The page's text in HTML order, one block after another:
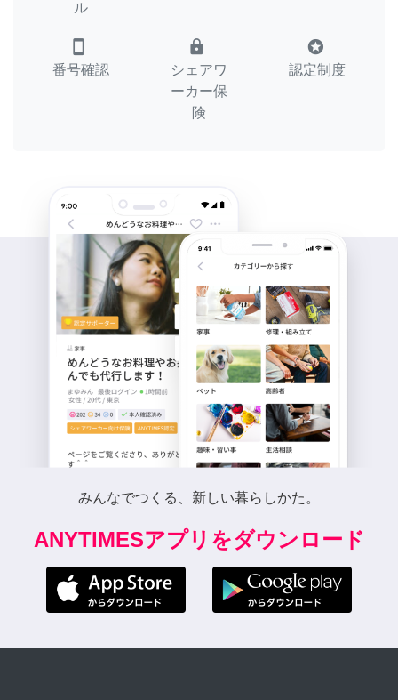
ル
smartphone
番号確認
lock
シェアワ
ーカー保
険
stars
認定制度
みんなでつくる、新しい暮らしかた。
ANYTIMESアプリをダウンロード